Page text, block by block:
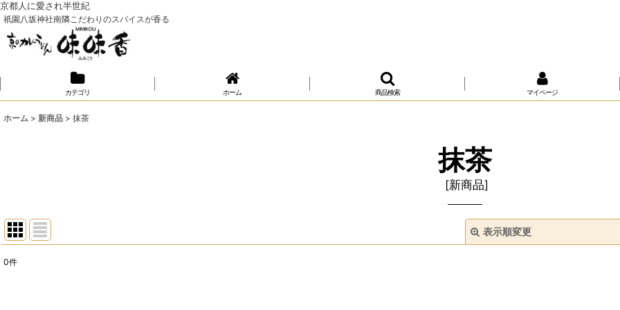
京都人に愛され半世紀
祇園八坂神社南隣こだわりのスパイスが香る
カテゴリ ホーム 商品検索 マイページ
ホーム > 新商品 > 抹茶
抹茶
[新商品]
表示順変更
表示数
0件